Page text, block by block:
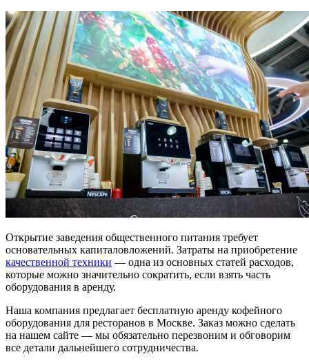
Открытие заведения общественного питания требует
основательных капиталовложений. Затраты на приобретение
качественной техники — одна из основных статей расходов,
которые можно значительно сократить, если взять часть
оборудования в аренду.
Наша компания предлагает бесплатную аренду кофейного
оборудования для ресторанов в Москве. Заказ можно сделать
на нашем сайте — мы обязательно перезвоним и обговорим
все детали дальнейшего сотрудничества.